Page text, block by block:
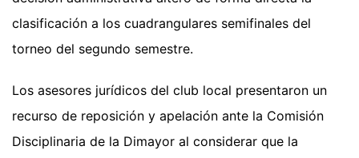
clasificación a los cuadrangulares semifinales del
torneo del segundo semestre.
Los asesores jurídicos del club local presentaron un
recurso de reposición y apelación ante la Comisión
Disciplinaria de la Dimayor al considerar que la